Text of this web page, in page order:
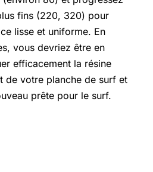
fins (220, 320) pour
lisse et uniforme. En
vous devriez être en
efficacement la résine
de votre planche de surf et
prête pour le surf.